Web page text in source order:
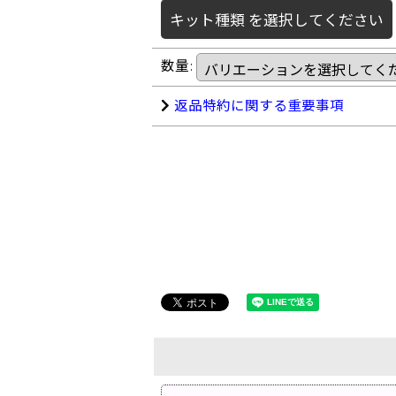
キット種類 を選択してください
数量:
返品特約に関する重要事項